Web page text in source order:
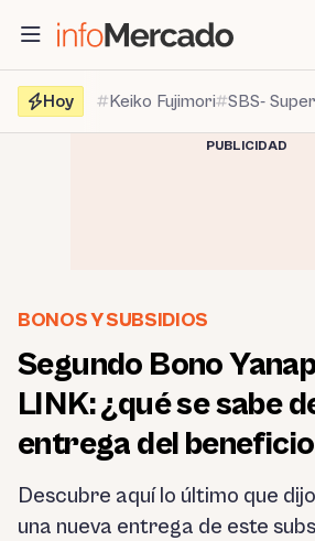
contenido
Hoy
Keiko Fujimori SBS-
PUBLICIDAD
BONOS Y SUBSIDIOS
Segundo Bono
LINK: ¿qué se sabe
entrega del
Descubre aquí lo último que
una nueva entrega de este